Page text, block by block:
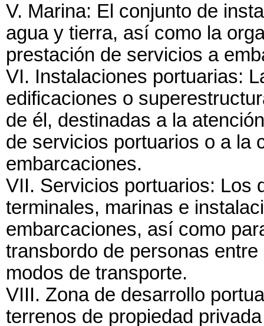
V. Marina: El conjunto de
agua y tierra, así como la
prestación de servicios a
VI. Instalaciones portuarias:
edificaciones o
de él, destinadas a la
de servicios portuarios o a la
embarcaciones.
VII. Servicios portuarios: Los
terminales, marinas e
embarcaciones, así como
transbordo de personas
modos de transporte.
VIII. Zona de desarrollo
terrenos de propiedad